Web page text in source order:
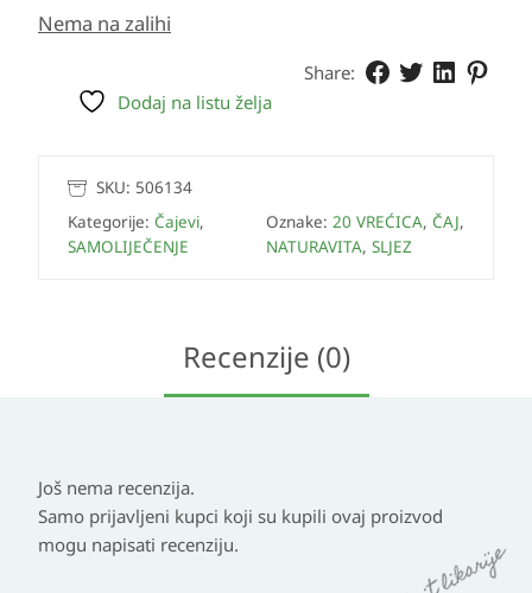
Nema na zalihi
Share:
Dodaj na listu želja
SKU: 506134
Kategorije: Čajevi,
SAMOLIJEČENJE
Oznake: 20 VREĆICA, ČAJ,
NATURAVITA, SLJEZ
Recenzije (0)
Još nema recenzija.
Samo prijavljeni kupci koji su kupili ovaj proizvod
mogu napisati recenziju.